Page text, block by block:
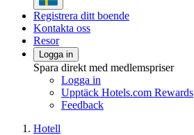
Registrera ditt boende
Kontakta oss
Resor
Logga in
Spara direkt med medlemspriser
Logga in
Upptäck Hotels.com Rewards
Feedback
Hotell